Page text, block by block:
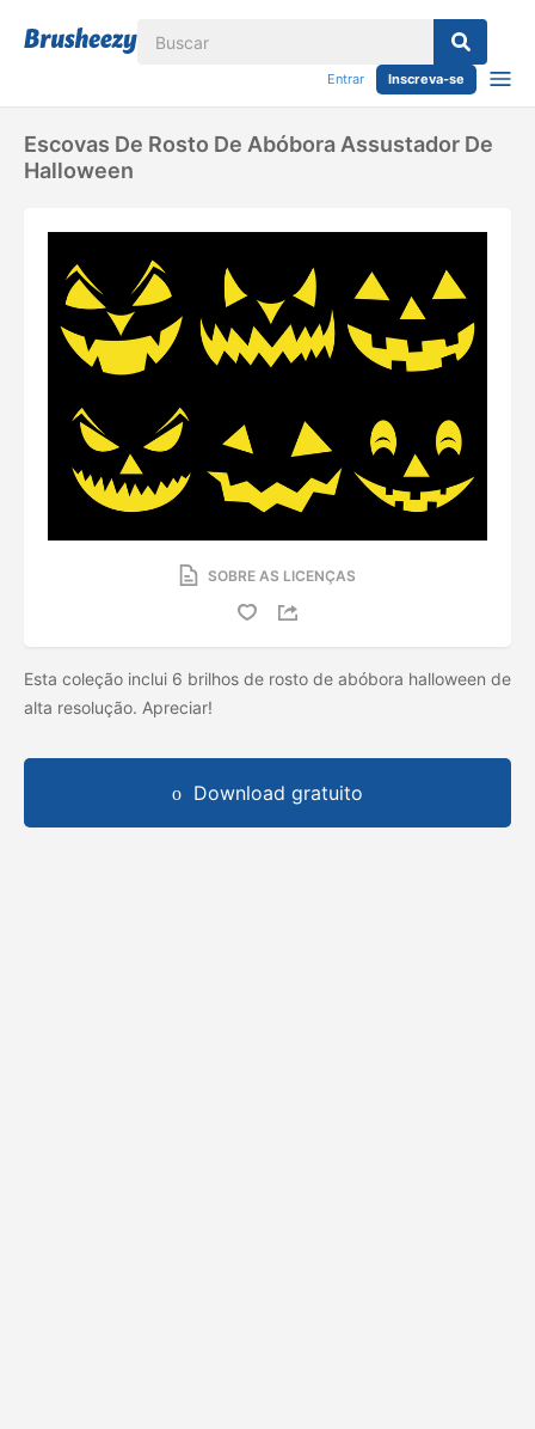
Entrar Inscreva-se
Escovas De Rosto De Abóbora Assustador De
Halloween
SOBRE AS LICENÇAS
Esta coleção inclui 6 brilhos de rosto de abóbora halloween de
alta resolução. Apreciar!
Download gratuito